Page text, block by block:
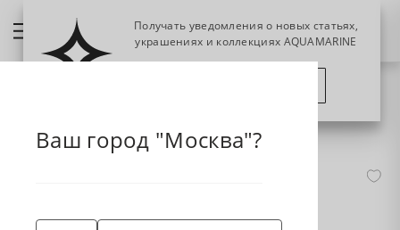
Ваш город "Москва"?
Получать уведомления о новых статьях,
украшениях и коллекциях AQUAMARINE